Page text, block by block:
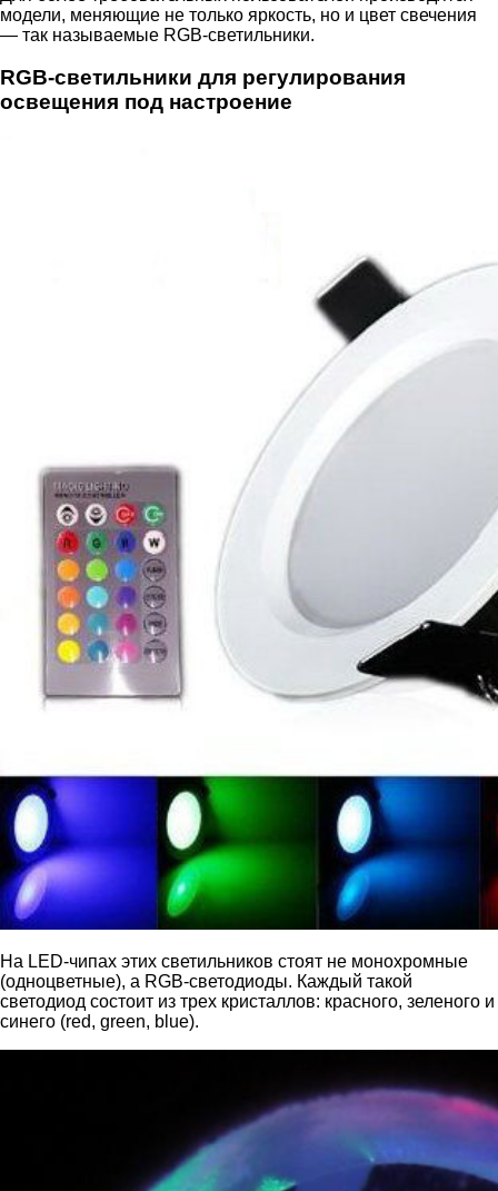
модели, меняющие не только яркость, но и цвет свечения
— так называемые RGB-светильники.
RGB-светильники для регулирования
освещения под настроение
На LED-чипах этих светильников стоят не монохромные
(одноцветные), а RGB-светодиоды. Каждый такой
светодиод состоит из трех кристаллов: красного, зеленого и
синего (red, green, blue).